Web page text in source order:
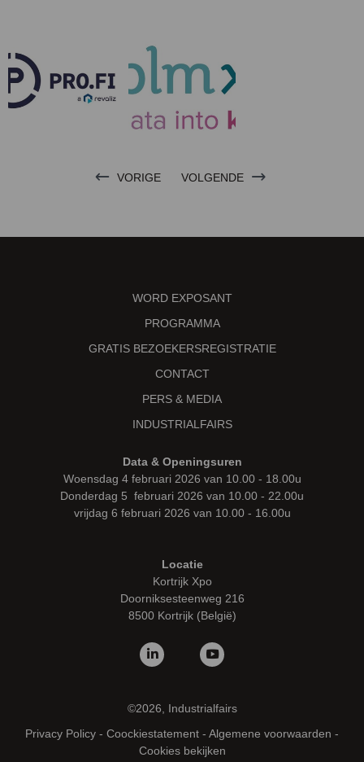
VORIGE VOLGENDE
WORD EXPOSANT
PROGRAMMA
GRATIS BEZOEKERSREGISTRATIE
CONTACT
PERS & MEDIA
INDUSTRIALFAIRS
Data & Openingsuren
Woensdag 4 februari 2026 van 10.00 - 18.00u
Donderdag 5 februari 2026 van 10.00 - 22.00u
vrijdag 6 februari 2026 van 10.00 - 16.00u
Locatie
Kortrijk Xpo
Doorniksesteenweg 216
8500 Kortrijk (België)
©2026, Industrialfairs
Privacy Policy - Coockiestatement - Algemene voorwaarden -
Cookies bekijken